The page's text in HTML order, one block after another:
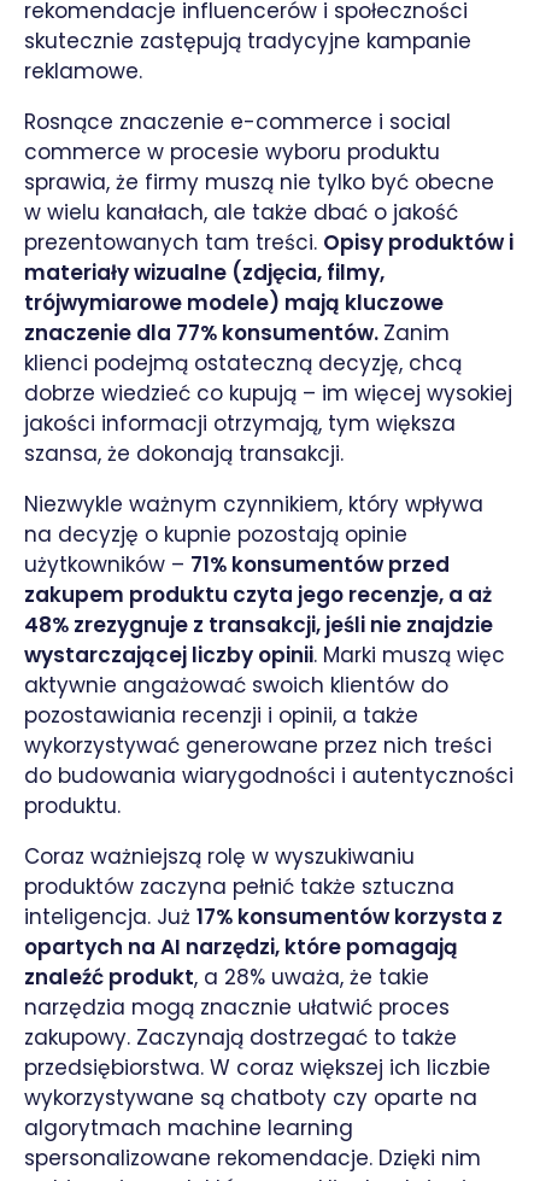
rekomendacje influencerów i społeczności
skutecznie zastępują tradycyjne kampanie
reklamowe.
Rosnące znaczenie e-commerce i social
commerce w procesie wyboru produktu
sprawia, że firmy muszą nie tylko być obecne
w wielu kanałach, ale także dbać o jakość
prezentowanych tam treści. Opisy produktów i
materiały wizualne (zdjęcia, filmy,
trójwymiarowe modele) mają kluczowe
znaczenie dla 77% konsumentów. Zanim
klienci podejmą ostateczną decyzję, chcą
dobrze wiedzieć co kupują – im więcej wysokiej
jakości informacji otrzymają, tym większa
szansa, że dokonają transakcji.
Niezwykle ważnym czynnikiem, który wpływa
na decyzję o kupnie pozostają opinie
użytkowników – 71% konsumentów przed
zakupem produktu czyta jego recenzje, a aż
48% zrezygnuje z transakcji, jeśli nie znajdzie
wystarczającej liczby opinii. Marki muszą więc
aktywnie angażować swoich klientów do
pozostawiania recenzji i opinii, a także
wykorzystywać generowane przez nich treści
do budowania wiarygodności i autentyczności
produktu.
Coraz ważniejszą rolę w wyszukiwaniu
produktów zaczyna pełnić także sztuczna
inteligencja. Już 17% konsumentów korzysta z
opartych na AI narzędzi, które pomagają
znaleźć produkt, a 28% uważa, że takie
narzędzia mogą znacznie ułatwić proces
zakupowy. Zaczynają dostrzegać to także
przedsiębiorstwa. W coraz większej ich liczbie
wykorzystywane są chatboty czy oparte na
algorytmach machine learning
spersonalizowane rekomendacje. Dzięki nim